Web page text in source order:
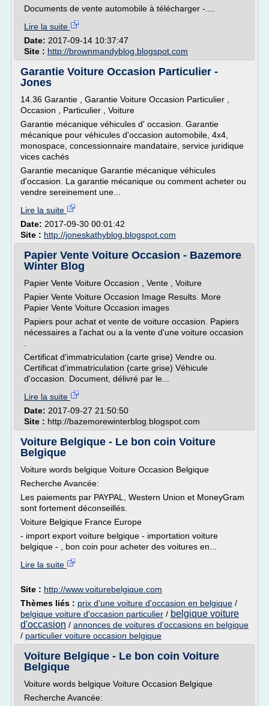
Documents de vente automobile à télécharger -....
Lire la suite
Date: 2017-09-14 10:37:47
Site : http://brownmandyblog.blogspot.com
Garantie Voiture Occasion Particulier -
Jones
14.36 Garantie , Garantie Voiture Occasion Particulier ,
Occasion , Particulier , Voiture
Garantie mécanique véhicules d' occasion. Garantie
mécanique pour véhicules d'occasion automobile, 4x4,
monospace, concessionnaire mandataire, service juridique
vices cachés
Garantie mecanique Garantie mécanique véhicules
d'occasion. La garantie mécanique ou comment acheter ou
vendre sereinement une...
Lire la suite
Date: 2017-09-30 00:01:42
Site : http://joneskathyblog.blogspot.com
Papier Vente Voiture Occasion - Bazemore
Winter Blog
Papier Vente Voiture Occasion , Vente , Voiture
Papier Vente Voiture Occasion Image Results. More
Papier Vente Voiture Occasion images
Papiers pour achat et vente de voiture occasion. Papiers
nécessaires a l'achat ou a la vente d'une voiture occasion
Certificat d'immatriculation (carte grise) Vendre ou.
Certificat d'immatriculation (carte grise) Véhicule
d'occasion. Document, délivré par le...
Lire la suite
Date: 2017-09-27 21:50:50
Site : http://bazemorewinterblog.blogspot.com
Voiture Belgique - Le bon coin Voiture
Belgique
Voiture words belgique Voiture Occasion Belgique
Recherche Avancée:
Les paiements par PAYPAL, Western Union et MoneyGram
sont fortement déconseillés.
Voiture Belgique France Europe
- import export voiture belgique - importation voiture
belgique - , bon coin pour acheter des voitures en...
Lire la suite
Site : http://www.voiturebelgique.com
Thèmes liés : prix d'une voiture d'occasion en belgique /
belgique voiture d'occasion particulier / belgique voiture
d'occasion / annonces de voitures d'occasions en belgique
/ particulier voiture occasion belgique
Voiture Belgique - Le bon coin Voiture
Belgique
Voiture words belgique Voiture Occasion Belgique
Recherche Avancée: